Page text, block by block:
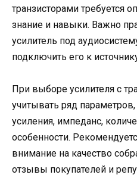
транзисторами требуется
знание и навыки. Важно
усилитель под
подключить его к
При выборе усилителя с
учитывать ряд
усиления, импеданс,
особенности.
внимание на качество
отзывы покупателей и